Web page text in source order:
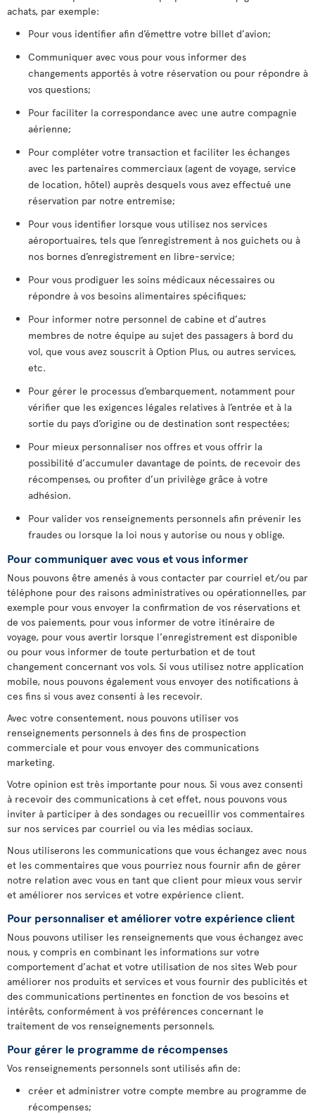
achats, par exemple:
Pour vous identifier afin d’émettre votre billet d’avion;
Communiquer avec vous pour vous informer des
changements apportés à votre réservation ou pour répondre à
vos questions;
Pour faciliter la correspondance avec une autre compagnie
aérienne;
Pour compléter votre transaction et faciliter les échanges
avec les partenaires commerciaux (agent de voyage, service
de location, hôtel) auprès desquels vous avez effectué une
réservation par notre entremise;
Pour vous identifier lorsque vous utilisez nos services
aéroportuaires, tels que l’enregistrement à nos guichets ou à
nos bornes d’enregistrement en libre-service;
Pour vous prodiguer les soins médicaux nécessaires ou
répondre à vos besoins alimentaires spécifiques;
Pour informer notre personnel de cabine et d’autres
membres de notre équipe au sujet des passagers à bord du
vol, que vous avez souscrit à Option Plus, ou autres services,
etc.
Pour gérer le processus d’embarquement, notamment pour
vérifier que les exigences légales relatives à l’entrée et à la
sortie du pays d’origine ou de destination sont respectées;
Pour mieux personnaliser nos offres et vous offrir la
possibilité d’accumuler davantage de points, de recevoir des
récompenses, ou profiter d’un privilège grâce à votre
adhésion.
Pour valider vos renseignements personnels afin prévenir les
fraudes ou lorsque la loi nous y autorise ou nous y oblige.
Pour communiquer avec vous et vous informer
Nous pouvons être amenés à vous contacter par courriel et/ou par
téléphone pour des raisons administratives ou opérationnelles, par
exemple pour vous envoyer la confirmation de vos réservations et
de vos paiements, pour vous informer de votre itinéraire de
voyage, pour vous avertir lorsque l'enregistrement est disponible
ou pour vous informer de toute perturbation et de tout
changement concernant vos vols. Si vous utilisez notre application
mobile, nous pouvons également vous envoyer des notifications à
ces fins si vous avez consenti à les recevoir.
Avec votre consentement, nous pouvons utiliser vos
renseignements personnels à des fins de prospection
commerciale et pour vous envoyer des communications
marketing.
Votre opinion est très importante pour nous. Si vous avez consenti
à recevoir des communications à cet effet, nous pouvons vous
inviter à participer à des sondages ou recueillir vos commentaires
sur nos services par courriel ou via les médias sociaux.
Nous utiliserons les communications que vous échangez avec nous
et les commentaires que vous pourriez nous fournir afin de gérer
notre relation avec vous en tant que client pour mieux vous servir
et améliorer nos services et votre expérience client.
Pour personnaliser et améliorer votre expérience client
Nous pouvons utiliser les renseignements que vous échangez avec
nous, y compris en combinant les informations sur votre
comportement d’achat et votre utilisation de nos sites Web pour
améliorer nos produits et services et vous fournir des publicités et
des communications pertinentes en fonction de vos besoins et
intérêts, conformément à vos préférences concernant le
traitement de vos renseignements personnels.
Pour gérer le programme de récompenses
Vos renseignements personnels sont utilisés afin de:
créer et administrer votre compte membre au programme de
récompenses;